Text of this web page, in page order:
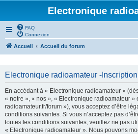
Electronique
FAQ
Connexion
Accueil Accueil du forum
Electronique radioamateur -Inscription
En accédant à « Electronique radioamateur »
« notre », « nos », « Electronique radioamateur »
radioamateur.fr/forum »), vous acceptez d’être
conditions suivantes. Si vous n’acceptez pas
toutes les conditions suivantes, veuillez ne pas
« Electronique radioamateur ». Nous pouvons